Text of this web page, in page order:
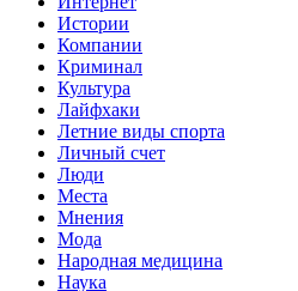
Истории
Компании
Криминал
Культура
Лайфхаки
Летние виды спорта
Личный счет
Люди
Места
Мнения
Мода
Народная медицина
Наука